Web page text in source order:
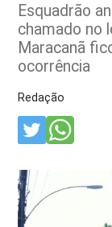
Esquadrão
chamado no
Maracanã
ocorrência
Redação